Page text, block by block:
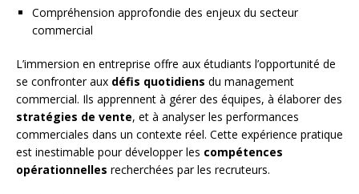
Compréhension approfondie des enjeux du secteur
commercial
L’immersion en entreprise offre aux étudiants l’opportunité de
se confronter aux défis quotidiens du management
commercial. Ils apprennent à gérer des équipes, à élaborer des
stratégies de vente, et à analyser les performances
commerciales dans un contexte réel. Cette expérience pratique
est inestimable pour développer les compétences
opérationnelles recherchées par les recruteurs.